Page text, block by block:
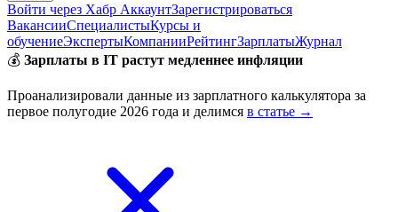
Войти через Хабр АккаунтЗарегистрироваться
ВакансииСпециалистыКурсы и
обучениеЭкспертыКомпанииРейтингЗарплатыЖурнал
💰 Зарплаты в IT растут медленнее инфляции
Проанализировали данные из зарплатного калькулятора за
первое полугодие 2026 года и делимся в статье →